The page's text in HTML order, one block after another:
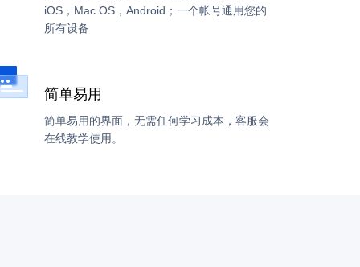
iOS，Mac OS，Android；一个帐号通用您的
所有设备
简单易用
简单易用的界面，无需任何学习成本，客服会
在线教学使用。